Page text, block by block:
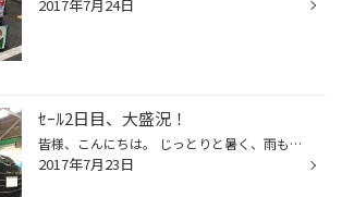
2017年7月24日
ｾｰﾙ2日目、大盛況！
皆様、こんにちは。 じっとりと暑く、雨も降ってきましたね、、、。 有り難いことに、お店は昨日今日と混みあっております～。 オイル交換、ローテーションにてご来店の方、 一番多いのはタイヤ交換でのご来店です（＾＾） タイヤ館ではタイヤ交換時の【アライメント】をおすすめしています♪ ビアン...
2017年7月23日